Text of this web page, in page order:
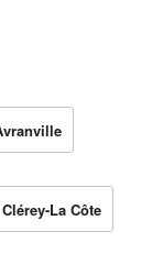
La Côte